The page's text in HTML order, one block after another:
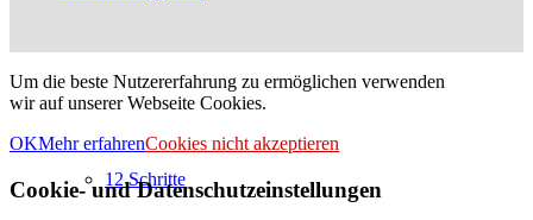
12 Schritte
Um die beste Nutzererfahrung zu ermöglichen verwenden
wir auf unserer Webseite Cookies.
OKMehr erfahrenCookies nicht akzeptieren
Cookie- und Datenschutzeinstellungen